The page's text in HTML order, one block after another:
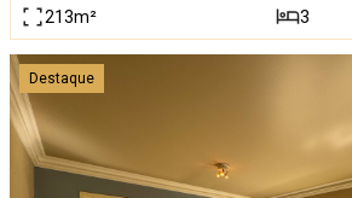
213m² 3
Destaque